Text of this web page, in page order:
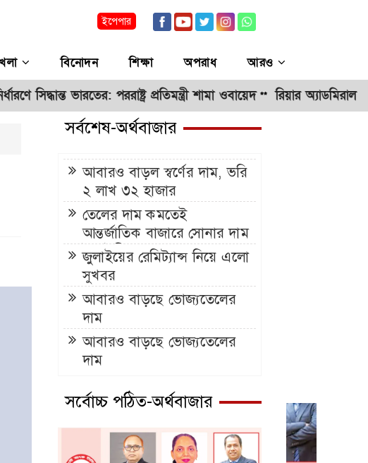
ইপেপার
বিনোদন শিক্ষা অপরাধ আরও
ভারতের: পররাষ্ট্র প্রতিমন্ত্রী শামা ওবায়েদ ** রিয়ার অ্যাডমিরাল মাহবুব
সর্বশেষ-অর্থবাজার
আবারও বাড়ল স্বর্ণের দাম, ভরি
২ লাখ ৩২ হাজার
তেলের দাম কমতেই
আন্তর্জাতিক বাজারে সোনার দাম
ঊর্ধ্বমুখী
জুলাইয়ের রেমিট্যান্স নিয়ে এলো
সুখবর
আবারও বাড়ছে ভোজ্যতেলের
দাম
আবারও বাড়ছে ভোজ্যতেলের
দাম
সর্বোচ্চ পঠিত-অর্থবাজার